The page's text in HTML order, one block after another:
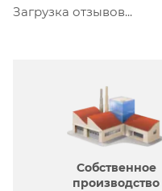
Загрузка отзывов...
Собственное
производcтво